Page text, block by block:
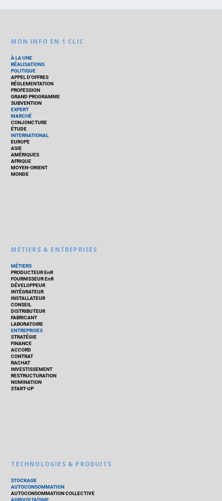
MON INFO EN 1 CLIC
À LA UNE
RÉALISATIONS
POLITIQUE
APPEL D’OFFRES
RÉGLEMENTATION
PROFESSION
GRAND PROGRAMME
SUBVENTION
EXPERT
MARCHÉ
CONJONCTURE
ÉTUDE
INTERNATIONAL
EUROPE
ASIE
AMÉRIQUES
AFRIQUE
MOYEN-ORIENT
MONDE
MÉTIERS & ENTREPRISES
MÉTIERS
PRODUCTEUR EnR
FOURNISSEUR EnR
DÉVELOPPEUR
INTÉGRATEUR
INSTALLATEUR
CONSEIL
DISTRIBUTEUR
FABRICANT
LABORATOIRE
ENTREPRISES
STRATÉGIE
FINANCE
ACCORD
CONTRAT
RACHAT
INVESTISSEMENT
RESTRUCTURATION
NOMINATION
START-UP
TECHNOLOGIES & PRODUITS
STOCKAGE
AUTOCONSOMMATION
AUTOCONSOMMATION COLLECTIVE